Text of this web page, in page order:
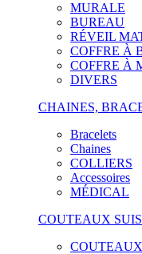
MURALE
BUREAU
RÉVEIL
COFFRE À
COFFRE À
DIVERS
CHAINES,
Bracelets
Chaines
COLLIERS
Accessoires
MÉDICAL
COUTEAUX